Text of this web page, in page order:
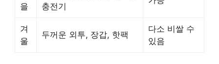
을
충전기
겨
울
두꺼운 외투, 장갑, 핫팩
다소 비쌀 수
있음